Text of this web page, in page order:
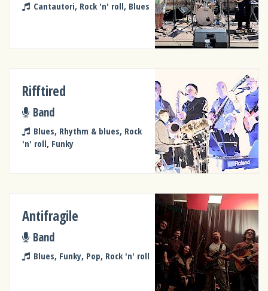
Cantautori, Rock 'n' roll, Blues
Rifftired
Band
Blues, Rhythm & blues, Rock
'n' roll, Funky
Antifragile
Band
Blues, Funky, Pop, Rock 'n' roll